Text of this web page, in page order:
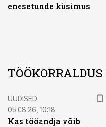
enesetunde küsimus
TÖÖKORRALDUS
UUDISED
05.08.26, 10:18
Kas tööandja võib